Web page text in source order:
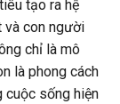
tạo ra hệ
và con người
chỉ là mô
là phong cách
cuộc sống hiện